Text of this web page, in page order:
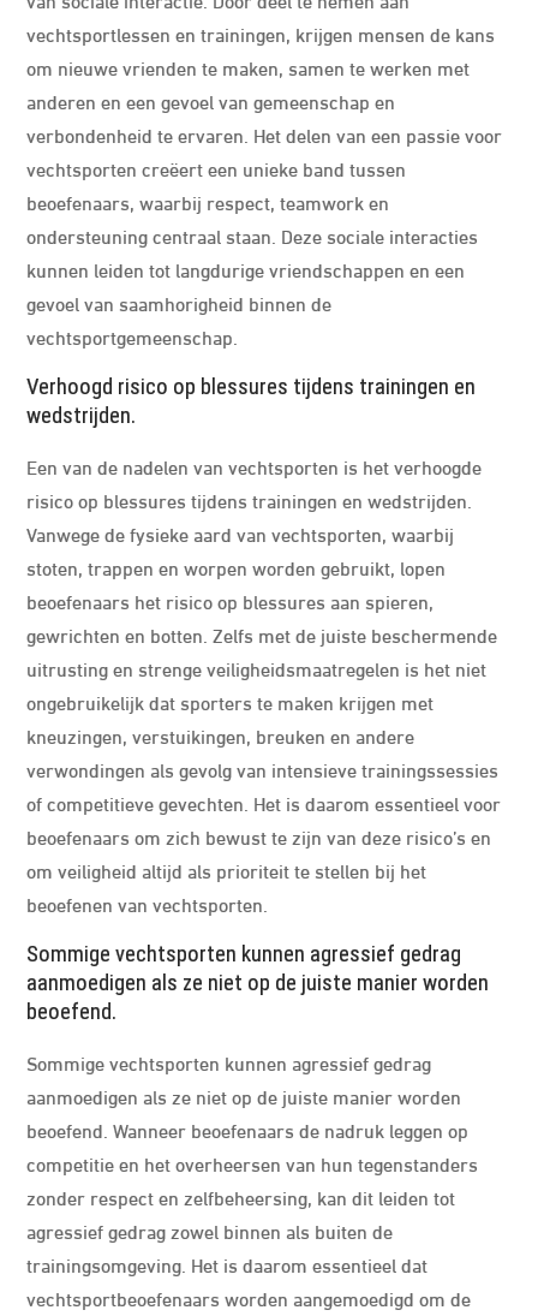
vechtsportlessen en trainingen, krijgen mensen de kans
om nieuwe vrienden te maken, samen te werken met
anderen en een gevoel van gemeenschap en
verbondenheid te ervaren. Het delen van een passie voor
vechtsporten creëert een unieke band tussen
beoefenaars, waarbij respect, teamwork en
ondersteuning centraal staan. Deze sociale interacties
kunnen leiden tot langdurige vriendschappen en een
gevoel van saamhorigheid binnen de
vechtsportgemeenschap.
Verhoogd risico op blessures tijdens trainingen en
wedstrijden.
Een van de nadelen van vechtsporten is het verhoogde
risico op blessures tijdens trainingen en wedstrijden.
Vanwege de fysieke aard van vechtsporten, waarbij
stoten, trappen en worpen worden gebruikt, lopen
beoefenaars het risico op blessures aan spieren,
gewrichten en botten. Zelfs met de juiste beschermende
uitrusting en strenge veiligheidsmaatregelen is het niet
ongebruikelijk dat sporters te maken krijgen met
kneuzingen, verstuikingen, breuken en andere
verwondingen als gevolg van intensieve trainingssessies
of competitieve gevechten. Het is daarom essentieel voor
beoefenaars om zich bewust te zijn van deze risico’s en
om veiligheid altijd als prioriteit te stellen bij het
beoefenen van vechtsporten.
Sommige vechtsporten kunnen agressief gedrag
aanmoedigen als ze niet op de juiste manier worden
beoefend.
Sommige vechtsporten kunnen agressief gedrag
aanmoedigen als ze niet op de juiste manier worden
beoefend. Wanneer beoefenaars de nadruk leggen op
competitie en het overheersen van hun tegenstanders
zonder respect en zelfbeheersing, kan dit leiden tot
agressief gedrag zowel binnen als buiten de
trainingsomgeving. Het is daarom essentieel dat
vechtsportbeoefenaars worden aangemoedigd om de